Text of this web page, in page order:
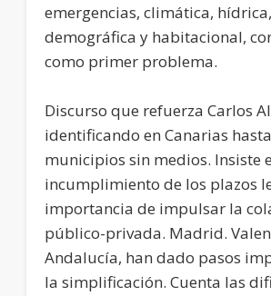
emergencias, climática, hídrica,
demográfica y habitacional,
como primer problema.
Discurso que refuerza Carlos
identificando en Canarias
municipios sin medios. Insiste
incumplimiento de los plazos
importancia de impulsar la
público-privada. Madrid.
Andalucía, han dado pasos
la simplificación. Cuenta las